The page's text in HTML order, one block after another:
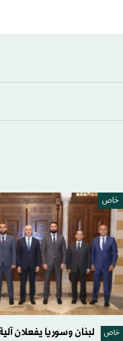
خاص
خاص
لبنان وسوريا يفعلان